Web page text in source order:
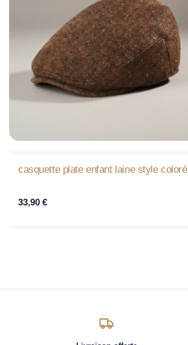
casquette plate enfant laine style coloré
33,90 €